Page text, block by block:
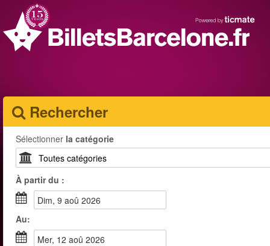
Rechercher
Sélectionner la catégorie
À partir du :
dim, 9 aoû 2026
Au:
mer, 12 aoû 2026